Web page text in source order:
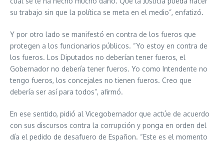
su trabajo sin que la política se meta en el medio”, enfatizó.
Y por otro lado se manifestó en contra de los fueros que
protegen a los funcionarios públicos. “Yo estoy en contra de
los fueros. Los Diputados no deberían tener fueros, el
Gobernador no debería tener fueros. Yo como Intendente no
tengo fueros, los concejales no tienen fueros. Creo que
debería ser así para todos”, afirmó.
En ese sentido, pidió al Vicegobernador que actúe de acuerdo
con sus discursos contra la corrupción y ponga en orden del
día el pedido de desafuero de Españon. “Este es el momento